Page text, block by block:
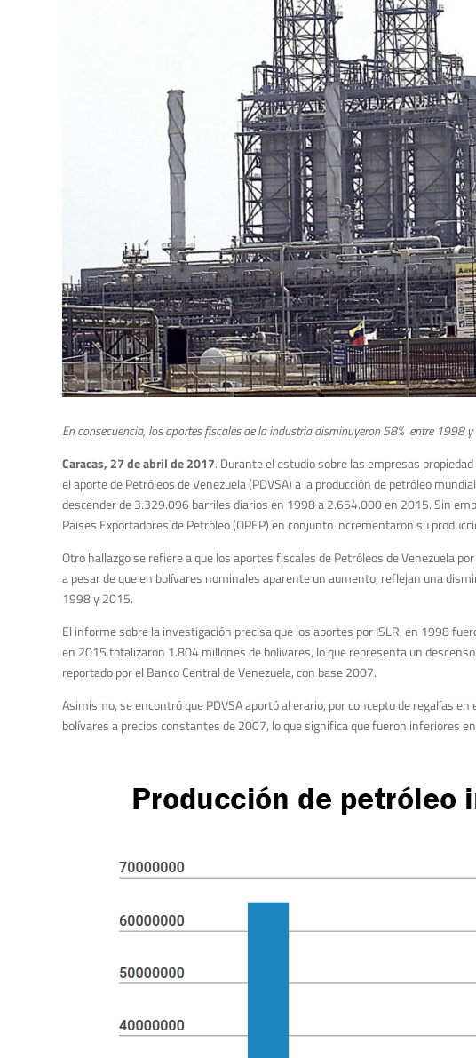
En consecuencia, los aportes fiscales de la industria disminuyeron 58% entre 1998
Caracas, 27 de abril de 2017. Durante el estudio sobre las empresas
el aporte de Petróleos de Venezuela (PDVSA) a la producción de petróleo
descender de 3.329.096 barriles diarios en 1998 a 2.654.000 en 2015. Sin
Países Exportadores de Petróleo (OPEP) en conjunto incrementaron su
Otro hallazgo se refiere a que los aportes fiscales de Petróleos de Venezuela
a pesar de que en bolívares nominales aparente un aumento, reflejan una
1998 y 2015.
El informe sobre la investigación precisa que los aportes por ISLR, en 1998
en 2015 totalizaron 1.804 millones de bolívares, lo que representa un
reportado por el Banco Central de Venezuela, con base 2007.
Asimismo, se encontró que PDVSA aportó al erario, por concepto de regalías
bolívares a precios constantes de 2007, lo que significa que fueron inferiores en